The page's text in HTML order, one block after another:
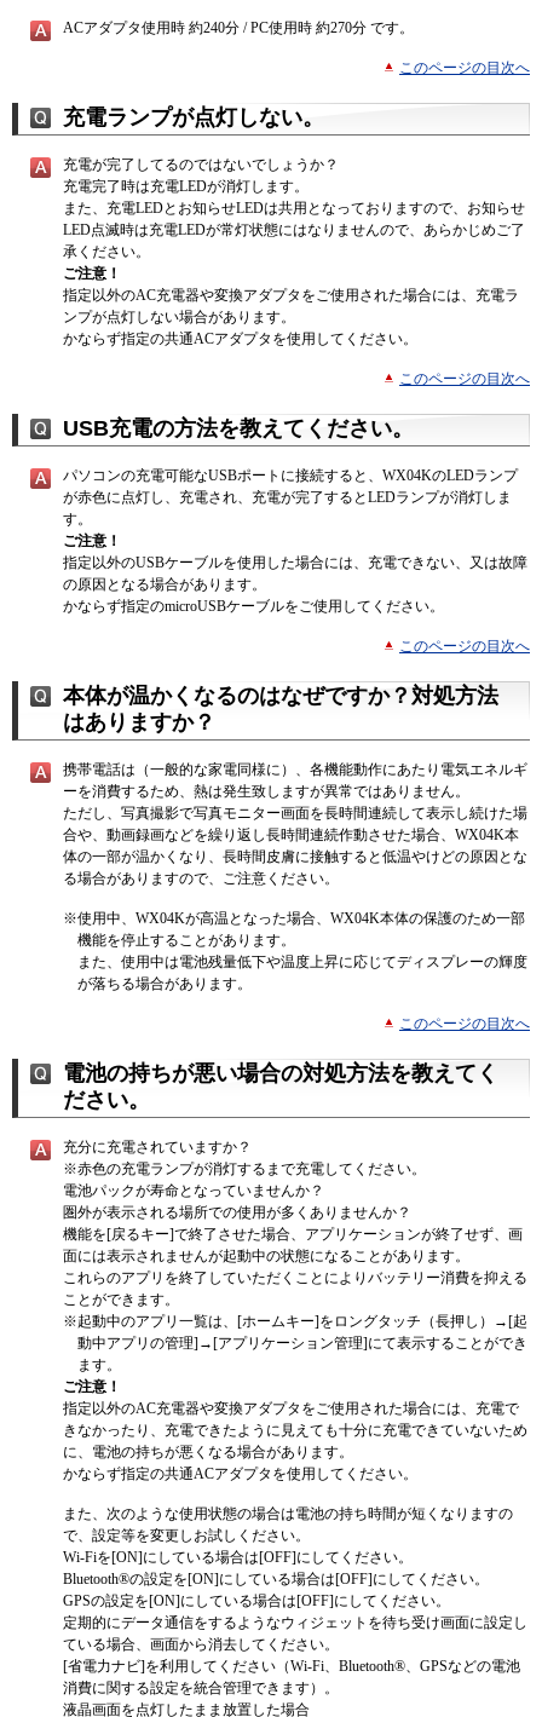
ACアダプタ使用時 約240分 / PC使用時 約270分 です。
このページの目次へ
充電ランプが点灯しない。
充電が完了してるのではないでしょうか？
充電完了時は充電LEDが消灯します。
また、充電LEDとお知らせLEDは共用となっておりますので、お知らせ
LED点滅時は充電LEDが常灯状態にはなりませんので、あらかじめご了
承ください。
ご注意！
指定以外のAC充電器や変換アダプタをご使用された場合には、充電ラ
ンプが点灯しない場合があります。
かならず指定の共通ACアダプタを使用してください。
このページの目次へ
USB充電の方法を教えてください。
パソコンの充電可能なUSBポートに接続すると、WX04KのLEDランプ
が赤色に点灯し、充電され、充電が完了するとLEDランプが消灯しま
す。
ご注意！
指定以外のUSBケーブルを使用した場合には、充電できない、又は故障
の原因となる場合があります。
かならず指定のmicroUSBケーブルをご使用してください。
このページの目次へ
本体が温かくなるのはなぜですか？対処方法
はありますか？
携帯電話は（一般的な家電同様に）、各機能動作にあたり電気エネルギ
ーを消費するため、熱は発生致しますが異常ではありません。
ただし、写真撮影で写真モニター画面を長時間連続して表示し続けた場
合や、動画録画などを繰り返し長時間連続作動させた場合、WX04K本
体の一部が温かくなり、長時間皮膚に接触すると低温やけどの原因とな
る場合がありますので、ご注意ください。
※使用中、WX04Kが高温となった場合、WX04K本体の保護のため一部
機能を停止することがあります。
また、使用中は電池残量低下や温度上昇に応じてディスプレーの輝度
が落ちる場合があります。
このページの目次へ
電池の持ちが悪い場合の対処方法を教えてく
ださい。
充分に充電されていますか？
※赤色の充電ランプが消灯するまで充電してください。
電池パックが寿命となっていませんか？
圏外が表示される場所での使用が多くありませんか？
機能を[戻るキー]で終了させた場合、アプリケーションが終了せず、画
面には表示されませんが起動中の状態になることがあります。
これらのアプリを終了していただくことによりバッテリー消費を抑える
ことができます。
※起動中のアプリ一覧は、[ホームキー]をロングタッチ（長押し）→[起
動中アプリの管理]→[アプリケーション管理]にて表示することができ
ます。
ご注意！
指定以外のAC充電器や変換アダプタをご使用された場合には、充電で
きなかったり、充電できたように見えても十分に充電できていないため
に、電池の持ちが悪くなる場合があります。
かならず指定の共通ACアダプタを使用してください。
また、次のような使用状態の場合は電池の持ち時間が短くなりますの
で、設定等を変更しお試しください。
Wi-Fiを[ON]にしている場合は[OFF]にしてください。
Bluetooth®の設定を[ON]にしている場合は[OFF]にしてください。
GPSの設定を[ON]にしている場合は[OFF]にしてください。
定期的にデータ通信をするようなウィジェットを待ち受け画面に設定し
ている場合、画面から消去してください。
[省電力ナビ]を利用してください（Wi-Fi、Bluetooth®、GPSなどの電池
消費に関する設定を統合管理できます）。
液晶画面を点灯したまま放置した場合